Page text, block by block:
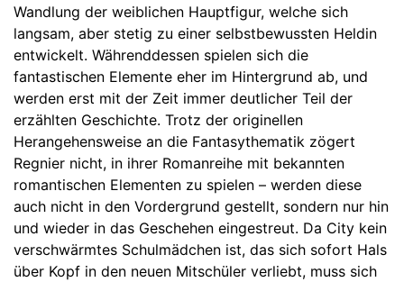
Wandlung der weiblichen Hauptfigur, welche sich
langsam, aber stetig zu einer selbstbewussten Heldin
entwickelt. Währenddessen spielen sich die
fantastischen Elemente eher im Hintergrund ab, und
werden erst mit der Zeit immer deutlicher Teil der
erzählten Geschichte. Trotz der originellen
Herangehensweise an die Fantasythematik zögert
Regnier nicht, in ihrer Romanreihe mit bekannten
romantischen Elementen zu spielen – werden diese
auch nicht in den Vordergrund gestellt, sondern nur hin
und wieder in das Geschehen eingestreut. Da City kein
verschwärmtes Schulmädchen ist, das sich sofort Hals
über Kopf in den neuen Mitschüler verliebt, muss sich